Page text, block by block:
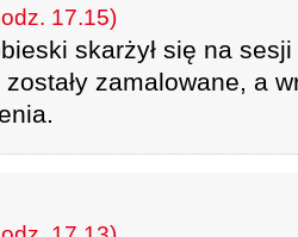
17.15)
skarżył się na
zostały zamalowane, a